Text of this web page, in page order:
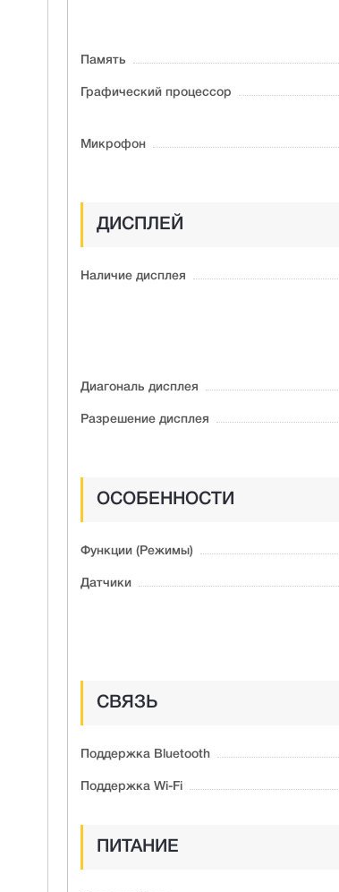
Память
Графический процессор
Микрофон
ДИСПЛЕЙ
Наличие дисплея
Диагональ дисплея
Разрешение дисплея
ОСОБЕННОСТИ
Функции (Режимы)
Датчики
СВЯЗЬ
Поддержка Bluetooth
Поддержка Wi-Fi
ПИТАНИЕ